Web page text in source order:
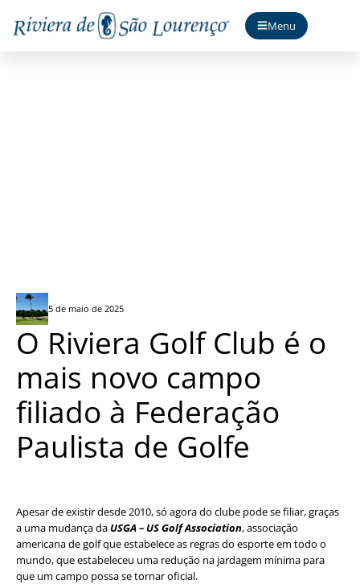
Menu
5 de maio de 2025
O Riviera Golf Club é o
mais novo campo
filiado à Federação
Paulista de Golfe
Apesar de existir desde 2010, só agora do clube pode se filiar, graças
a uma mudança da USGA – US Golf Association, associação
americana de golf que estabelece as regras do esporte em todo o
mundo, que estabeleceu uma redução na jardagem mínima para
que um campo possa se tornar oficial.